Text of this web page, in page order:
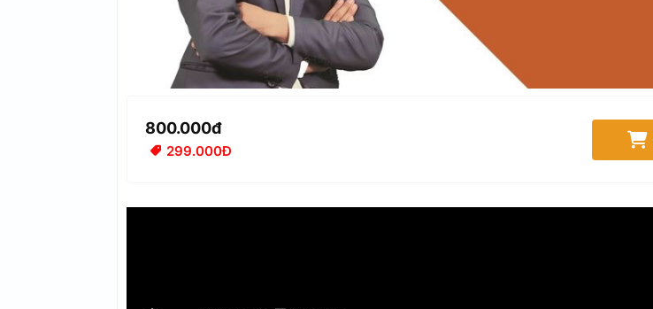
800.000đ
299.000Đ